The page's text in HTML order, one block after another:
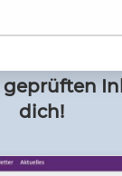
geprüften
dich!